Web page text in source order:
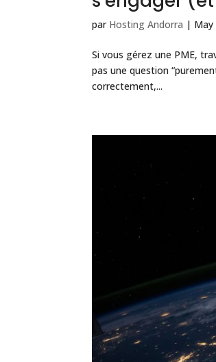
par Hosting Andorra | May
Si vous gérez une PME,
pas une question
correctement,...